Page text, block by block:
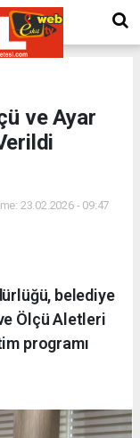
ve Ayar
23.02.2026 - 09:47
belediye
Ölçü Aletleri
programı